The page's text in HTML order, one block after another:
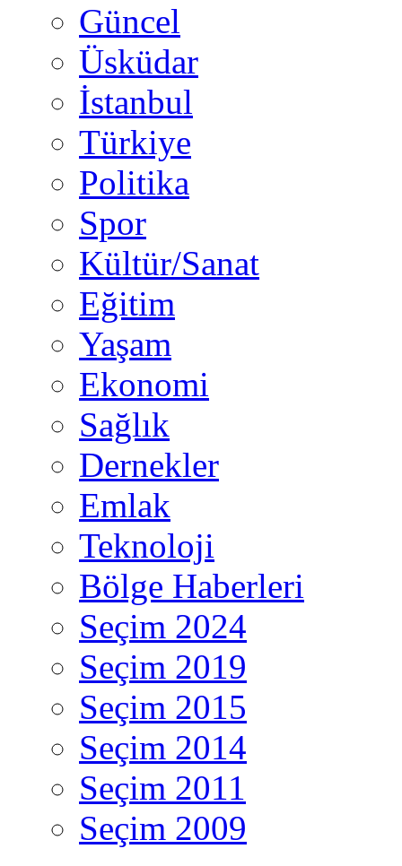
Güncel
Üsküdar
İstanbul
Türkiye
Politika
Spor
Kültür/Sanat
Eğitim
Yaşam
Ekonomi
Sağlık
Dernekler
Emlak
Teknoloji
Bölge Haberleri
Seçim 2024
Seçim 2019
Seçim 2015
Seçim 2014
Seçim 2011
Seçim 2009